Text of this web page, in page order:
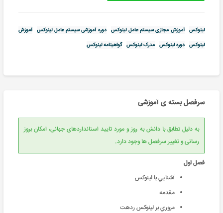
لینوکس آموزش مجازی سیستم عامل لینوکس دوره آموزشی سیستم عامل لینوکس آموزش
لینوکس دوره لینوکس مدرک لینوکس گواهینامه لینوکس
سرفصل بسته ی آموزشی
به دلیل تطابق با دانش به روز و مورد تایید استانداردهای جهانی، امکان بروز
رسانی و تغییر سرفصل ها وجود دارد.
فصل اول
آشنايي با لينوكس
مقدمه
مروري بر لينوکس ردهت